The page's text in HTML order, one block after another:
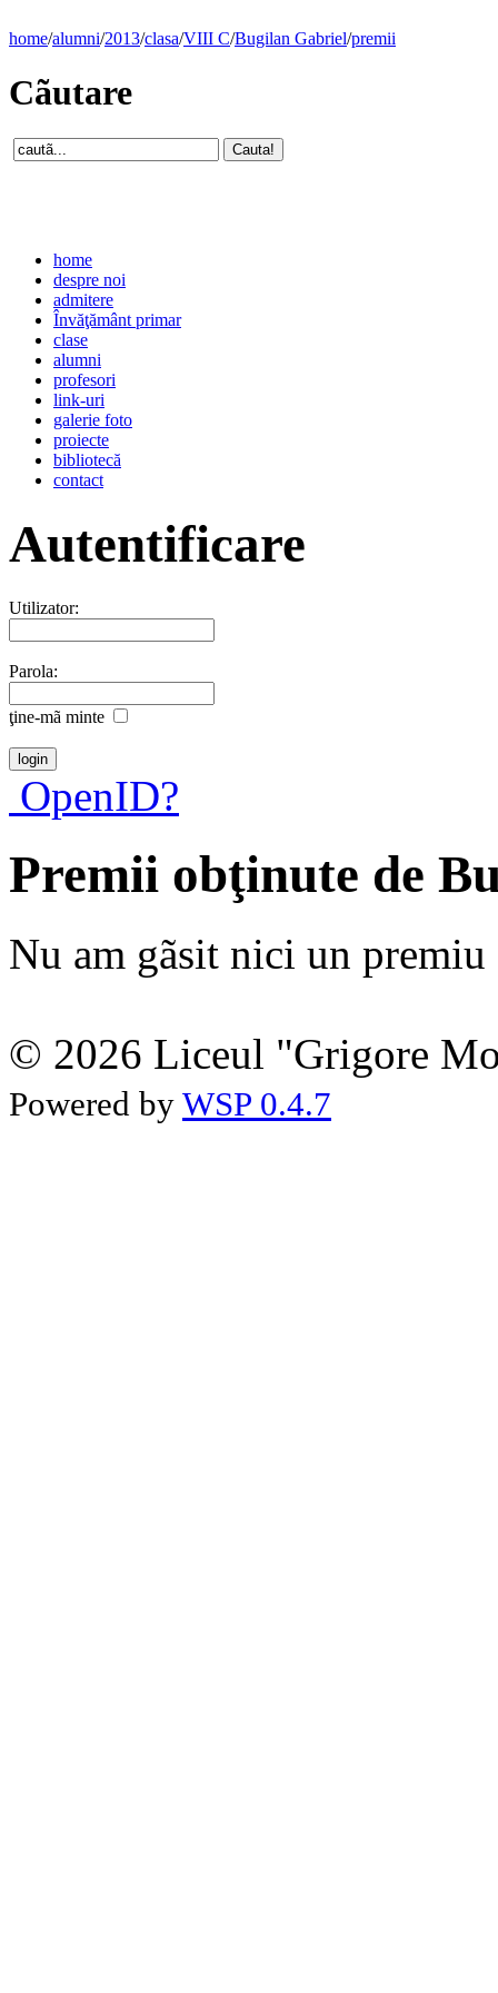
home/alumni/2013/clasa/VIII C/Bugilan Gabriel/premii
Cãutare
home
despre noi
admitere
Învăţământ primar
clase
alumni
profesori
link-uri
galerie foto
proiecte
bibliotecă
contact
Autentificare
Utilizator:
Parola:
ţine-mã minte
OpenID?
Premii obţinute de
Nu am gãsit nici un premiu
© 2026 Liceul "Grigore
Powered by WSP 0.4.7